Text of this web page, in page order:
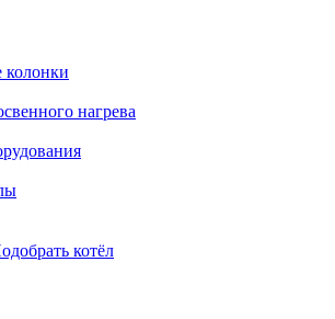
колонки
нагрева
котёл